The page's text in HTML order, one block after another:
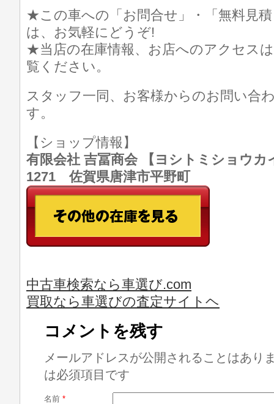
★この車への「お問合せ」・「無料見
は、お気軽にどうぞ!
★当店の在庫情報、お店へのアクセス
覧ください。
スタッフ一同、お客様からのお問い合
す。
【ショップ情報】
有限会社 吉冨商会 【ヨシトミショウ
1271 佐賀県唐津市平野町
中古車検索なら車選び.com
買取なら車選びの査定サイトヘ
コメントを残す
メールアドレスが公開されることはあり
は必須項目です
名前 *